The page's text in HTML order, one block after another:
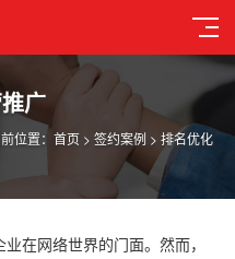
广
位置： 首页 > 签约案例 > 排名优化
在网络世界的门面。然而，